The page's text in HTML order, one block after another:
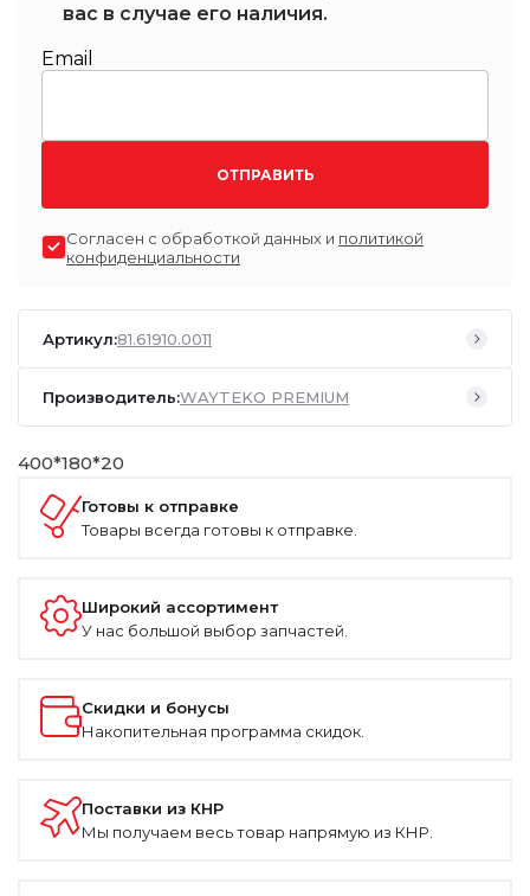
вас в случае его наличия.
Email
ОТПРАВИТЬ
Согласен с обработкой данных и политикой
конфиденциальности
Артикул:81.61910.0011
Производитель:WAYTEKO PREMIUM
400*180*20
Готовы к отправке
Товары всегда готовы к отправке.
Широкий ассортимент
У нас большой выбор запчастей.
Скидки и бонусы
Накопительная программа скидок.
Поставки из КНР
Мы получаем весь товар напрямую из КНР.